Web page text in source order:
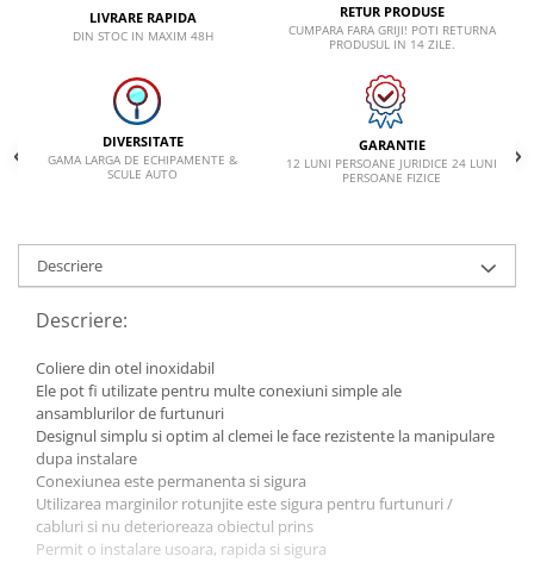
Peugeot
Suzuki
Toyota
Volvo
VW
Scule pneumatice
Pistoale pneumatice
Alte Scule Pneumatice
Accesorii Pneumatice
Biax & slefuitor
LIVRARE RAPIDA
DIN STOC IN MAXIM 48H
RETUR PRODUSE
CUMPARA FARA GRIJI! POTI RETURNA
PRODUSUL IN 14 ZILE.
DIVERSITATE
GAMA LARGA DE ECHIPAMENTE &
SCULE AUTO
GARANTIE
12 LUNI PERSOANE JURIDICE 24 LUNI
PERSOANE FIZICE
Descriere
Descriere:
Coliere din otel inoxidabil
Ele pot fi utilizate pentru multe conexiuni simple ale
ansamblurilor de furtunuri
Designul simplu si optim al clemei le face rezistente la manipulare
dupa instalare
Conexiunea este permanenta si sigura
Utilizarea marginilor rotunjite este sigura pentru furtunuri /
cabluri si nu deterioreaza obiectul prins
Permit o instalare usoara, rapida si sigura